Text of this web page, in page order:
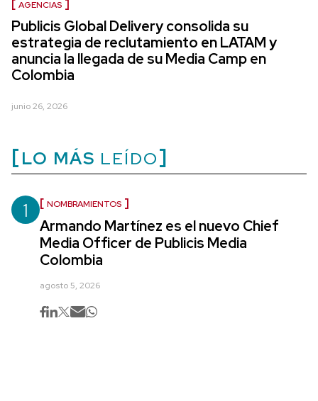
AGENCIAS
Publicis Global Delivery consolida su
estrategia de reclutamiento en LATAM y
anuncia la llegada de su Media Camp en
Colombia
junio 26, 2026
LO MÁS LEÍDO
1 NOMBRAMIENTOS
Armando Martínez es el nuevo Chief
Media Officer de Publicis Media
Colombia
agosto 5, 2026